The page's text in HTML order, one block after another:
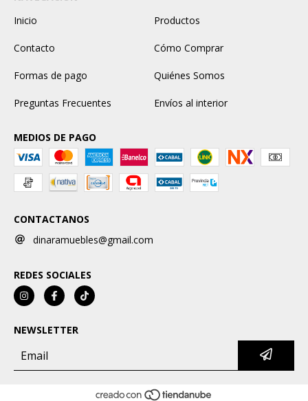
Inicio
Productos
Contacto Cómo Comprar
Formas de pago Quiénes Somos
Preguntas Frecuentes Envíos al interior
MEDIOS DE PAGO
CONTACTANOS
dinaramuebles@gmail.com
REDES SOCIALES
NEWSLETTER